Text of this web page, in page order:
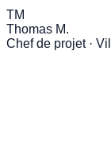
TM
Thomas M.
Chef de projet ·